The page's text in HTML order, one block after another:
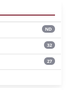
ND
32
27